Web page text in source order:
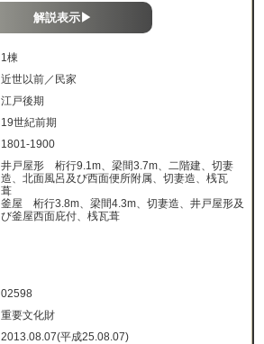
解説表示▶
1棟
近世以前／民家
江戸後期
19世紀前期
1801-1900
井戸屋形 桁行9.1m、梁間3.7m、二階建、切妻
造、北面風呂及び西面便所附属、切妻造、桟瓦
葺
釜屋 桁行3.8m、梁間4.3m、切妻造、井戸屋形及
び釜屋西面庇付、桟瓦葺
02598
重要文化財
2013.08.07(平成25.08.07)